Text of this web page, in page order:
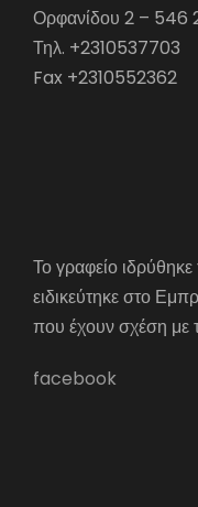
Ορφανίδου 2 – 546
Τηλ. +2310537703
Fax +2310552362
Το γραφείο
ειδικεύτηκε στο
που έχουν σχέση με
facebook